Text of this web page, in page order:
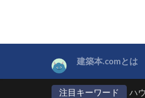
建築本.comとは
注目キーワード ハ